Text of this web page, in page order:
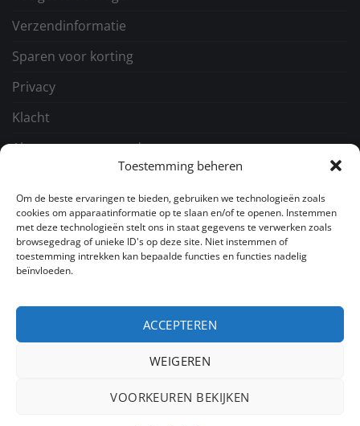
Toestemming beheren
Om de beste ervaringen te bieden, gebruiken we technologieën zoals
cookies om apparaatinformatie op te slaan en/of te openen. Instemmen
met deze technologieën stelt ons in staat gegevens te verwerken zoals
browsegedrag of unieke ID's op deze site. Niet instemmen of
toestemming intrekken kan bepaalde functies en functies nadelig
beïnvloeden.
ACCEPTEREN
WEIGEREN
VOORKEUREN BEKIJKEN
Verzendinformatie
Sparen voor korting
Privacy
Klacht
Algemene voorwaarden
GA NAAR
Over ons
Snacks
PayPal IDeal
Bancontact